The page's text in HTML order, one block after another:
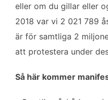
eller om du gillar eller
2018 var vi 2 021 789
är för samtliga 2
att protestera under
Så här kommer